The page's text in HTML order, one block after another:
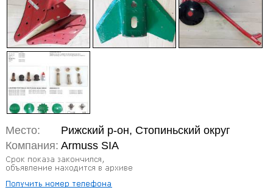
Место:
Рижский р-он, Стопиньский округ
Компания: Armuss SIA